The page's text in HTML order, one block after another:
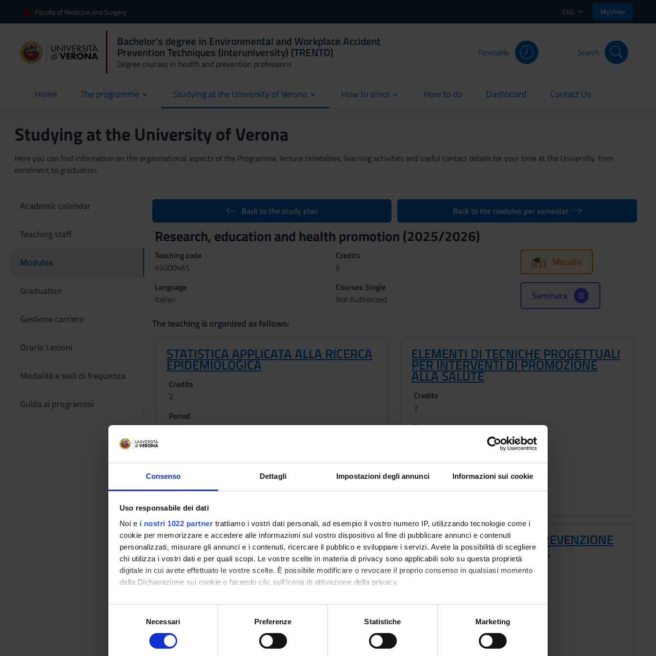
Consenso Dettagli Impostazioni degli annunci Informazioni sui cookie
Uso responsabile dei dati
Noi e i nostri 1022 partner trattiamo i vostri dati personali, ad esempio il vostro numero IP, utilizzando tecnologie come i
cookie per memorizzare e accedere alle informazioni sul vostro dispositivo al fine di pubblicare annunci e contenuti
personalizzati, misurare gli annunci e i contenuti, ricercare il pubblico e sviluppare i servizi. Avete la possibilità di scegliere
chi utilizza i vostri dati e per quali scopi. Le vostre scelte in materia di privacy sono applicabili solo su questa proprietà
digitale in cui avete effettuato le vostre scelte. È possibile modificare o revocare il proprio consenso in qualsiasi momento
dalla Dichiarazione sui cookie o facendo clic sull'icona di attivazione della privacy.
Con il tuo consenso, vorremmo anche:
raccogliere informazioni sulla tua posizione geografica, con un'approssimazione di qualche metro,
digitali).
Necessari Preferenze Statistiche Marketing
Faculty of Medicine and Surgery ENG MyUnivr
Bachelor's degree in Environmental and Workplace Accident
Prevention Techniques (interuniversity) (TRENTO)
Degree courses in health and prevention professions
Timetable Search
Home
current The programme Studying at the University of Verona How to enrol How to do
current Dashboard
current Contact Us
current
Studying at the University of Verona
Here you can find information on the organisational aspects of the Programme, lecture timetables, learning activities and useful contact details for your time at the University, from
enrolment to graduation.
Academic calendar
Teaching staff
Modules
Graduation
Gestione carriere
Orario Lezioni
Modalità e sedi di frequenza
Guida ai programmi
Back to the study plan Back to the modules per semester
Research, education and health promotion (2025/2026)
Teaching code
4S000465
Credits
6
Language
Italian
Courses Single
Not Authorized
Moodle
Seminars 0
The teaching is organized as follows:
STATISTICA APPLICATA ALLA RICERCA
EPIDEMIOLOGICA
Credits
2
Period
1 SEMESTRE PROFESSIONI SANITARIE
Riccardo Pertile
Lessons timetable
ELEMENTI DI TECNICHE PROGETTUALI
PER INTERVENTI DI PROMOZIONE
ALLA SALUTE
Credits
2
Period
1 SEMESTRE PROFESSIONI SANITARIE
William Mantovani
Lessons timetable
METODI E TECNICHE DEGLI
INTERVENTI EDUCATIVI
Credits
1
Period
Academic staff
Valentina Varalta
METODOLOGIA DELLA PREVENZIONE
BASATA SULLE EVIDENZE
Credits
Period